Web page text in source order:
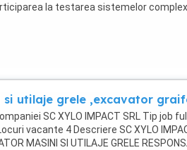
la testarea sistemelor
...
si utilaje grele ,excavator
SC XYLO IMPACT SRL Tip job
vacante 4 Descriere SC XYLO
MASINI SI UTILAJE GRELE